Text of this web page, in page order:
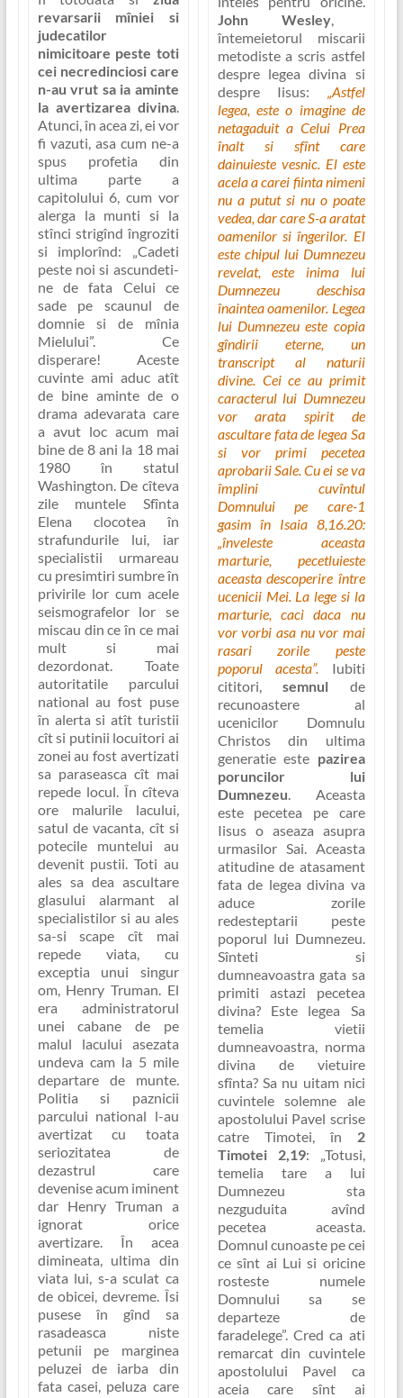
revarsarii mîniei si
judecatilor
nimicitoare peste toti
cei necredinciosi care
n-au vrut sa ia aminte
la avertizarea divina.
Atunci, în acea zi, ei vor
fi vazuti, asa cum ne-a
spus profetia din
ultima parte a
capitolului 6, cum vor
alerga la munti si la
stînci strigînd îngroziti
si implorînd:
„Cadeti
peste noi si ascundeti-
ne de fata Celui ce
sade pe scaunul de
domnie si de mînia
Mielului”. Ce
disperare! Aceste
cuvinte ami aduc atît
de bine aminte de o
drama adevarata care
a avut loc acum mai
bine de 8 ani la 18 mai
1980 în statul
Washington. De cîteva
zile muntele Sfînta
Elena clocotea în
strafundurile lui, iar
specialistii urmareau
cu presimtiri sumbre în
privirile lor cum acele
seismografelor lor se
miscau din ce în ce mai
mult si mai
dezordonat. Toate
autoritatile parcului
national au fost puse
în alerta si atît turistii
cît si putinii locuitori ai
zonei au fost avertizati
sa paraseasca cît mai
repede locul. În cîteva
ore malurile lacului,
satul de vacanta, cît si
potecile muntelui au
devenit pustii. Toti au
ales sa dea ascultare
glasului alarmant al
specialistilor si au ales
sa-si scape cît mai
repede viata, cu
exceptia unui singur
om, Henry Truman. El
era administratorul
unei cabane de pe
malul lacului asezata
undeva cam la 5 mile
departare de munte.
Politia si paznicii
parcului national l-au
avertizat cu toata
seriozitatea de
dezastrul care
devenise acum iminent
dar Henry Truman a
ignorat orice
avertizare. În acea
dimineata, ultima din
viata lui, s-a sculat ca
de obicei, devreme. Îsi
pusese în gînd sa
rasadeasca niste
petunii pe marginea
peluzei de iarba din
fata casei, peluza care
John Wesley,
întemeietorul miscarii
metodiste a scris astfel
despre legea divina si
despre Iisus: „Astfel
legea, este o imagine de
netagaduit a Celui Prea
înalt si sfînt care
dainuieste vesnic. El este
acela a carei fiinta nimeni
nu a putut si nu o poate
vedea, dar care S-a aratat
oamenilor si îngerilor. El
este chipul lui Dumnezeu
revelat, este inima lui
Dumnezeu deschisa
înaintea oamenilor. Legea
lui Dumnezeu este copia
gîndirii eterne, un
transcript al naturii
divine. Cei ce au primit
caracterul lui Dumnezeu
vor arata spirit de
ascultare fata de legea Sa
si vor primi pecetea
aprobarii Sale. Cu ei se va
împlini cuvîntul
Domnului pe care-1
gasim în Isaia 8,16.20:
„înveleste aceasta
marturie, pecetluieste
aceasta descoperire între
ucenicii Mei. La lege si la
marturie, caci daca nu
vor vorbi asa nu vor mai
rasari zorile peste
poporul acesta”. Iubiti
cititori,semnul de
recunoastere al
ucenicilor Domnulu
Christos din ultima
generatie este pazirea
poruncilor lui
Dumnezeu. Aceasta
este pecetea pe care
Iisus o aseaza asupra
urmasilor Sai. Aceasta
atitudine de atasament
fata de legea divina va
aduce zorile
redesteptarii peste
poporul lui Dumnezeu.
Sînteti si
dumneavoastra gata sa
primiti astazi pecetea
divina? Este legea Sa
temelia vietii
dumneavoastra, norma
divina de vietuire
sfînta? Sa nu uitam nici
cuvintele solemne ale
apostolului Pavel scrise
catre Timotei, în 2
Timotei 2,19: „Totusi,
temelia tare a lui
Dumnezeu sta
nezguduita avînd
pecetea aceasta.
Domnul cunoaste pe cei
ce sînt ai Lui si oricine
rosteste numele
Domnului sa se
departeze de
faradelege”. Cred ca ati
remarcat din cuvintele
apostolului Pavel ca
aceia care sînt ai